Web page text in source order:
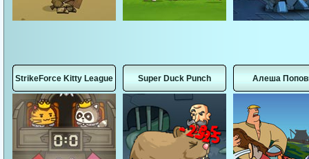
StrikeForce Kitty League Super Duck Punch Алеша